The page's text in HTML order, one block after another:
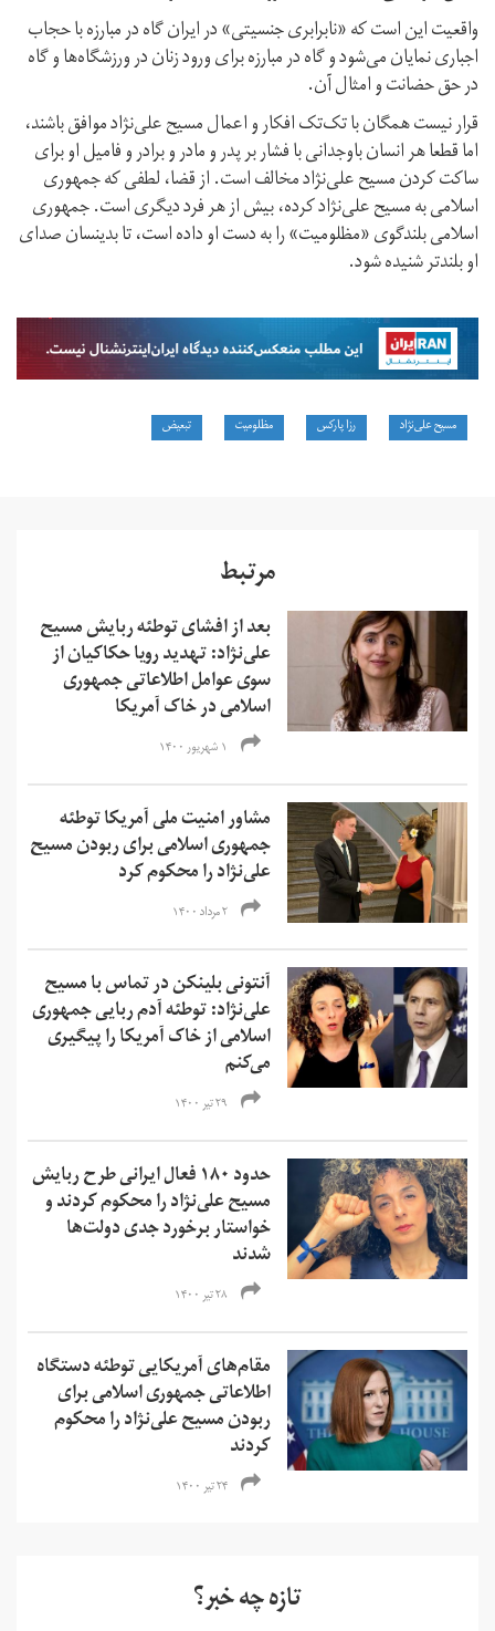
واقعیت این است که «نابرابری جنسیتی» در ایران گاه در مبارزه با حجاب
اجباری نمایان می‌شود و گاه در مبارزه برای ورود زنان در ورزشگاه‌ها و گاه
در حق حضانت و امثال آن.
قرار نیست همگان با تک‌تک افکار و اعمال مسیح علی‌نژاد موافق باشند،
اما قطعا هر انسان باوجدانی با فشار بر پدر و مادر و برادر و فامیل او برای
ساکت کردن مسیح علی‌نژاد مخالف است. از قضا، لطفی که جمهوری
اسلامی به مسیح علی‌نژاد کرده، بیش از هر فرد دیگری است. جمهوری
اسلامی بلندگوی «مظلومیت» را به دست او داده است، تا بدینسان صدای
او بلندتر شنیده شود.
مسیح علی‌نژاد رزا پارکس مظلومیت تبعیض
مرتبط
بعد از افشای توطئه ربایش مسیح
علی‌نژاد: تهدید رویا حکاکیان از
سوی عوامل اطلاعاتی جمهوری
اسلامی در خاک آمریکا
۱ شهریور ۱۴۰۰
مشاور امنیت ملی آمریکا توطئه
جمهوری اسلامی برای ربودن مسیح
علی‌نژاد را محکوم کرد
۲ مرداد ۱۴۰۰
آنتونی بلینکن در تماس با مسیح
علی‌نژاد: توطئه آدم ربایی جمهوری
اسلامی از خاک آمریکا را پیگیری
می‌کنم
۲۹ تیر ۱۴۰۰
حدود ۱۸۰ فعال ایرانی طرح ربایش
مسیح علی‌نژاد را محکوم کردند و
خواستار برخورد جدی دولت‌ها
شدند
۲۸ تیر ۱۴۰۰
مقام‌های آمریکایی توطئه دستگاه
اطلاعاتی جمهوری اسلامی برای
ربودن مسیح علی‌نژاد را محکوم
کردند
۲۴ تیر ۱۴۰۰
تازه چه خبر؟